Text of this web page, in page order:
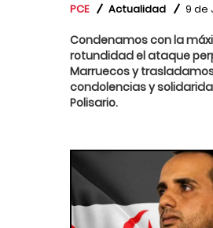
PCE Actualidad 9 de
Condenamos con la
rotundidad el ataque
Marruecos y
condolencias y
Polisario.